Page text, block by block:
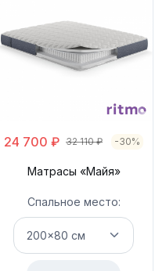
24 700 ₽ 32 110₽ -30%
Матрасы «Майя»
Спальное место: